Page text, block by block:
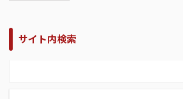
サイト内検索